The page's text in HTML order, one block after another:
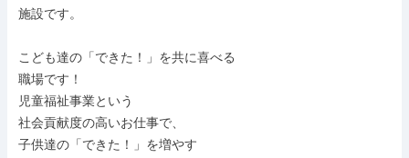
施設です。
こども達の「できた！」を共に喜べる
職場です！
児童福祉事業という
社会貢献度の高いお仕事で、
子供達の「できた！」を増やす